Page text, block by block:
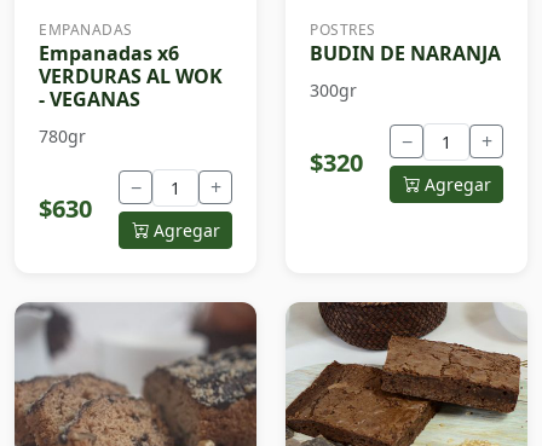
EMPANADAS
Empanadas x6
VERDURAS AL WOK
- VEGANAS
780gr
$630
− +
Agregar
POSTRES
BUDIN DE NARANJA
300gr
$320
− +
Agregar